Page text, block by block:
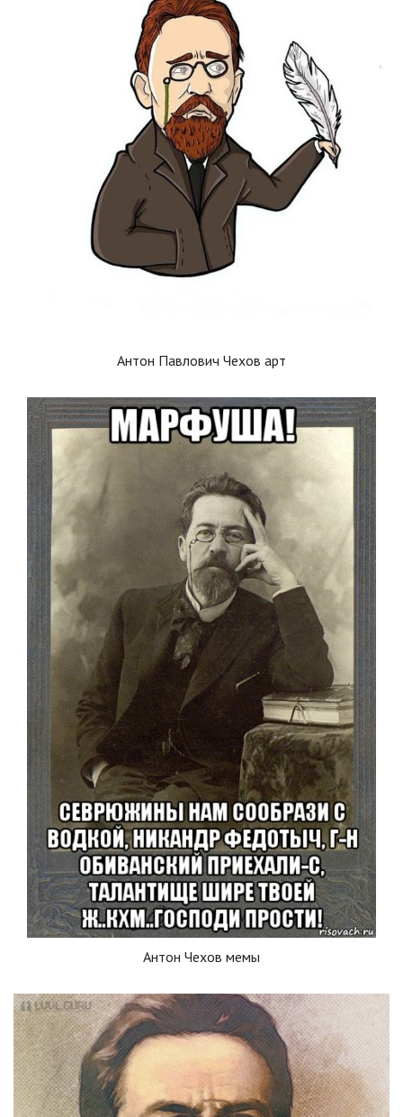
Антон Павлович Чехов арт
Антон Чехов мемы